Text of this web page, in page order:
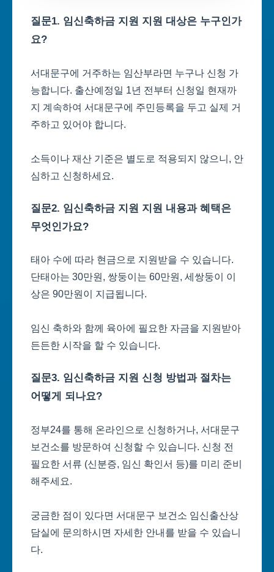
질문1. 임신축하금 지원 지원 대상은 누구인가
요?
서대문구에 거주하는 임산부라면 누구나 신청 가
능합니다. 출산예정일 1년 전부터 신청일 현재까
지 계속하여 서대문구에 주민등록을 두고 실제 거
주하고 있어야 합니다.
소득이나 재산 기준은 별도로 적용되지 않으니, 안
심하고 신청하세요.
질문2. 임신축하금 지원 지원 내용과 혜택은
무엇인가요?
태아 수에 따라 현금으로 지원받을 수 있습니다.
단태아는 30만원, 쌍둥이는 60만원, 세쌍둥이 이
상은 90만원이 지급됩니다.
임신 축하와 함께 육아에 필요한 자금을 지원받아
든든한 시작을 할 수 있습니다.
질문3. 임신축하금 지원 신청 방법과 절차는
어떻게 되나요?
정부24를 통해 온라인으로 신청하거나, 서대문구
보건소를 방문하여 신청할 수 있습니다. 신청 전
필요한 서류 (신분증, 임신 확인서 등)를 미리 준비
해주세요.
궁금한 점이 있다면 서대문구 보건소 임신출산상
담실에 문의하시면 자세한 안내를 받을 수 있습니
다.